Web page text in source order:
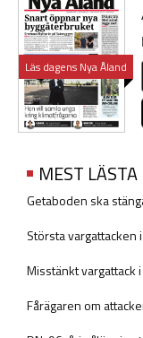
Läs dagens Nya Åland
MEST LÄSTA
Getaboden ska
Största vargattacken
Misstänkt vargattack
Fårägaren om